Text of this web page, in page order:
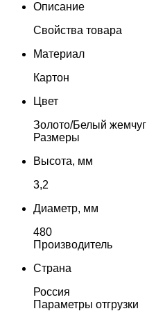
Описание
Свойства товара
Материал
Картон
Цвет
Золото/Белый жемчуг
Размеры
Высота, мм
3,2
Диаметр, мм
480
Производитель
Страна
Россия
Параметры отгрузки